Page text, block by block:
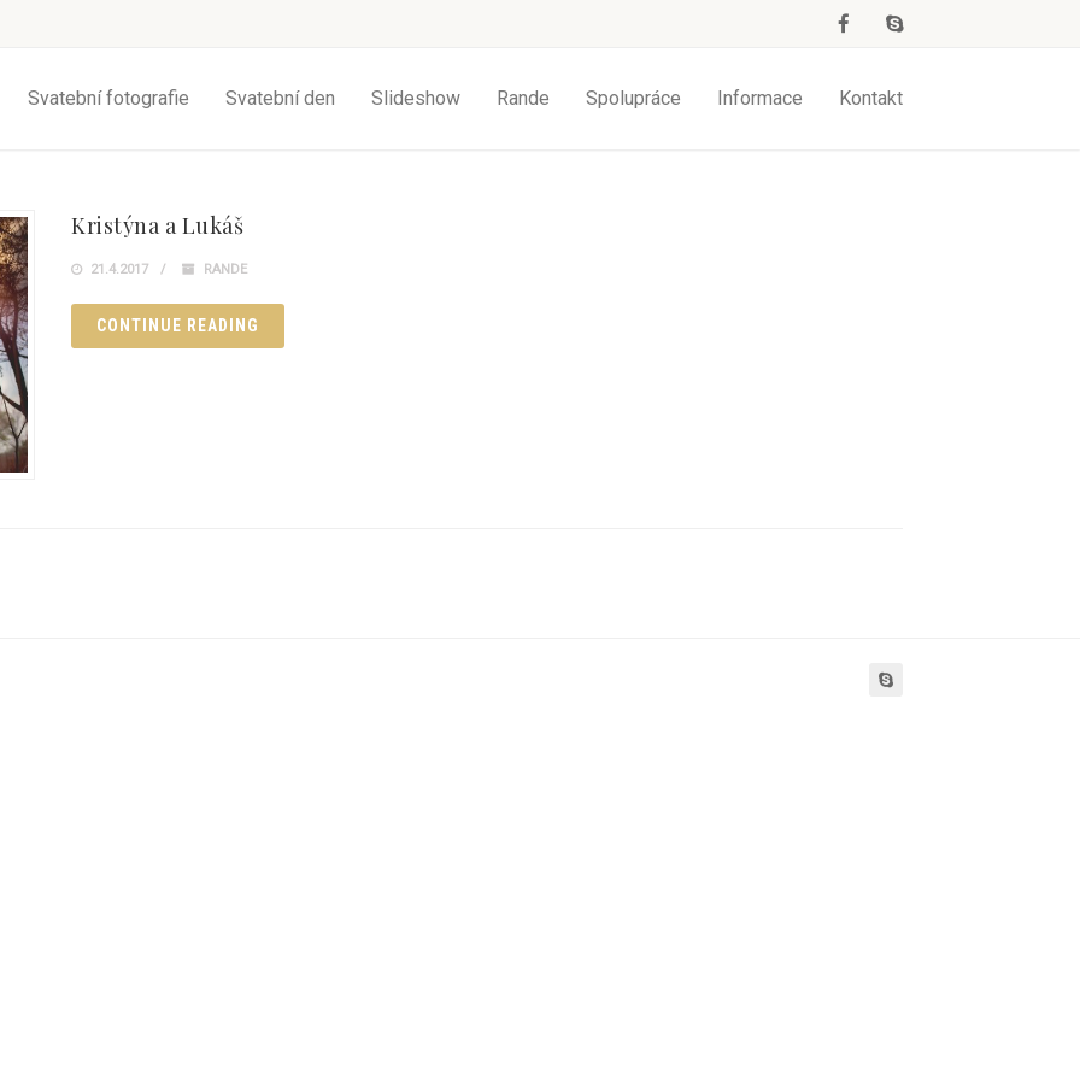
Svatební fotografie Svatební den Slideshow Rande Spolupráce Informace Kontakt
Kristýna a Lukáš
21.4.2017 RANDE
CONTINUE READING